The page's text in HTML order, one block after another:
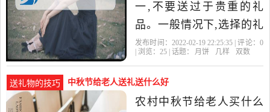
一,不要送过于贵重的礼
品。一般情况下,选择的礼
品不要太贵,不然会给领导
也
发布时间：2022-02-19 22:25:35 | 评论： 0
| 浏览： 25 | 话题： 月饼 几样 双数
送礼物的技巧 中秋节给老人送礼送什么好
农村中秋节给老人买什么